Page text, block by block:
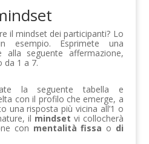
il mindset dei participanti? Lo
esempio. Esprimete una
alla seguente affermazione,
da 1 a 7.
la seguente tabella e
con il profilo che emerge, a
una risposta più vicina all’1 o
il mindset vi collocherà
con mentalità fissa o di